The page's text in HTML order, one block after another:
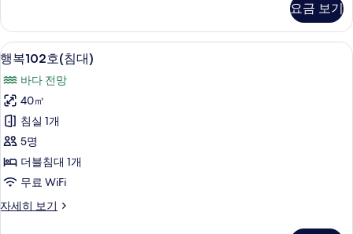
보
기
(침
대)
자
세
히
보
기
요금 보기
행
복
102
호
(침
대)
사
진
모
5
행복102호(침대)
바다 전망
40㎡
침실 1개
5명
더블침대 1개
무료 WiFi
자세히 보기
행